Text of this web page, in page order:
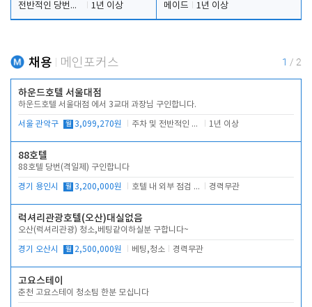
전반적인 당번업무
1년 이상
메이드
1년 이상
채용 메인포커스 1 / 2
하운드호텔 서울대점
하운드호텔 서울대점 에서 3교대 과장님 구인합니다.
서울 관악구 월 3,099,270원 주차 및 전반적인 당번업무 1년 이상
88호텔
88호텔 당번(격일제) 구인합니다
경기 용인시 월 3,200,000원 호텔 내 외부 점검 및 프런트 운영 경력무관
럭셔리관광호텔(오산)대실없음
오산(럭셔리관광) 청소,베팅같이하실분 구합니다~
경기 오산시 월 2,500,000원 베팅,청소 경력무관
고요스테이
춘천 고요스테이 청소팀 한분 모십니다